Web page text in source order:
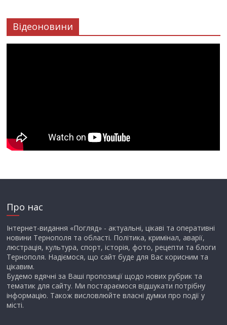
Відеоновини
Про нас
Інтернет-видання «Погляд» - актуальні, цікаві та оперативні
новини Тернополя та області. Політика, кримінал, аварії,
люстрація, культура, спорт, історія, фото, рецепти та блоги
Тернополя. Надіємося, що сайт буде для Вас корисним та
цікавим.
Будемо вдячні за Ваші пропозиції щодо нових рубрик та
тематик для сайту. Ми постараємося відшукати потрібну
інформацію. Також висловлюйте власні думки про події у
місті.